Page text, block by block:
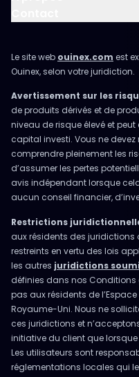
Le site web ouinex.com est
Ouinex, selon votre juridiction.
Avertissement sur les
de produits dérivés et de
niveau de risque élevé et
capital investi. Vous ne
comprendre pleinement les
d’assumer les pertes
avis indépendant lorsque
aucun conseil financier,
Restrictions
aux résidents des juridictions
restreints en vertu des lois
les autres juridictions
définies dans nos Conditions
pas aux résidents de
Royaume-Uni. Nous ne
ces juridictions et
initiative du client que
Les utilisateurs sont
réglementations locales qui